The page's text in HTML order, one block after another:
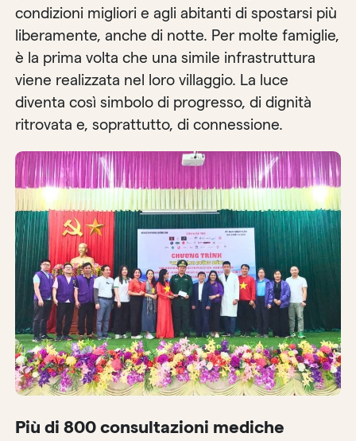
condizioni migliori e agli abitanti di spostarsi più
liberamente, anche di notte. Per molte famiglie,
è la prima volta che una simile infrastruttura
viene realizzata nel loro villaggio. La luce
diventa così simbolo di progresso, di dignità
ritrovata e, soprattutto, di connessione.
Più di 800 consultazioni mediche